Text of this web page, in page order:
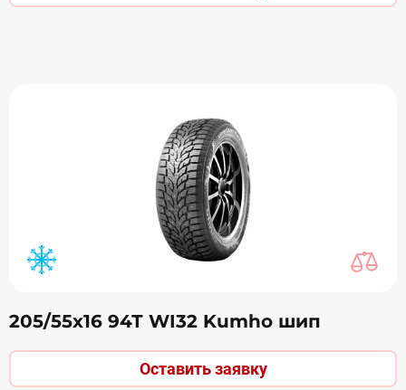
205/55х16 94Т WI32 Kumho шип
Оставить заявку